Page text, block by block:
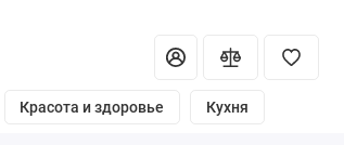
Красота и здоровье Кухня